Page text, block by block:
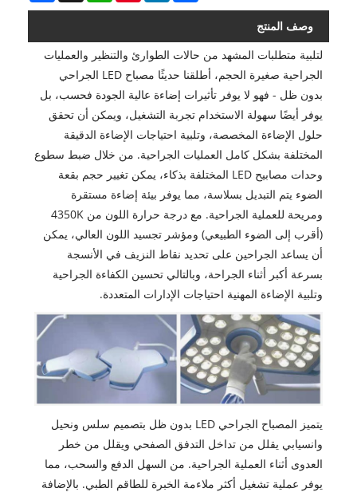
وصف المنتج
لتلبية متطلبات المشهد من حالات الطوارئ والتنظير والعمليات
الجراحية صغيرة الحجم، أطلقنا حديثًا مصباح LED الجراحي
بدون ظل - فهو لا يوفر تأثيرات إضاءة عالية الجودة فحسب، بل
يوفر أيضًا سهولة الاستخدام تجربة التشغيل، ويمكن أن تحقق
حلول الإضاءة المخصصة، وتلبية احتياجات الإضاءة الدقيقة
المختلفة بشكل كامل العمليات الجراحية. من خلال ضبط سطوع
وحدات مصابيح LED المختلفة بذكاء، يمكن تغيير حجم بقعة
الضوء يتم التبديل بسلاسة، مما يوفر بيئة إضاءة مستقرة
ومريحة للعملية الجراحية. مع درجة حرارة اللون من 4350K
(أقرب إلى الضوء الطبيعي) ومؤشر تجسيد اللون العالي، يمكن
أن يساعد الجراحين على تحديد نقاط النزيف في الأنسجة
بسرعة أكبر أثناء الجراحة، وبالتالي تحسين الكفاءة الجراحية
وتلبية الإضاءة المهنية احتياجات الإدارات المتعددة.
يتميز المصباح الجراحي LED بدون ظل بتصميم سلس ونحيل
وانسيابي يقلل من تداخل التدفق الصفحي ويقلل من خطر
العدوى أثناء العملية الجراحية. من السهل الدفع والسحب، مما
يوفر عملية تشغيل أكثر ملاءمة الخبرة للطاقم الطبي. بالإضافة